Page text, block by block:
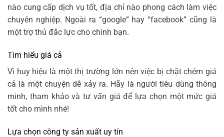
nào cung cấp dịch vụ tốt, địa chỉ nào phong cách làm việc
chuyên nghiệp. Ngoài ra “google” hay “facebook” cũng là
một trợ thủ đắc lực cho chính bạn.
Tìm hiểu giá cả
Vì huy hiệu là một thị trường lớn nên việc bị chặt chém giá
cả là một chuyện dễ xảy ra. Hãy là người tiêu dùng thông
minh, tham khảo và tư vấn giá để lựa chọn một mức giá
tốt cho mình nhé!
Lựa chọn công ty sản xuất uy tín